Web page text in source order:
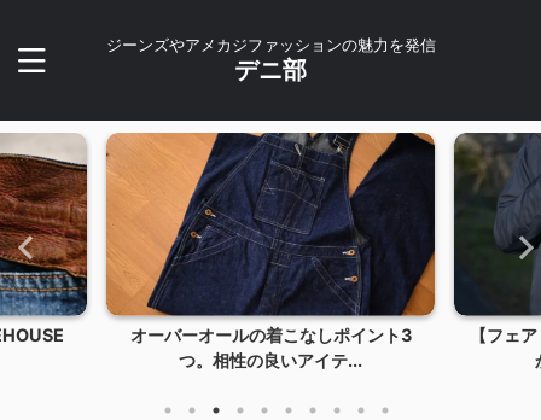
ジーンズやアメカジファッションの魅力を発信
デニ部
オーバーオールの着こなしポイント3
つ。相性の良いアイテ...
【フェアリ
か